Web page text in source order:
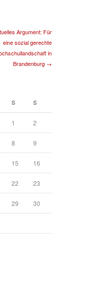
Argument: Für
eine sozial gerechte
in
Brandenburg →
S S
1 2
8 9
15 16
22 23
29 30